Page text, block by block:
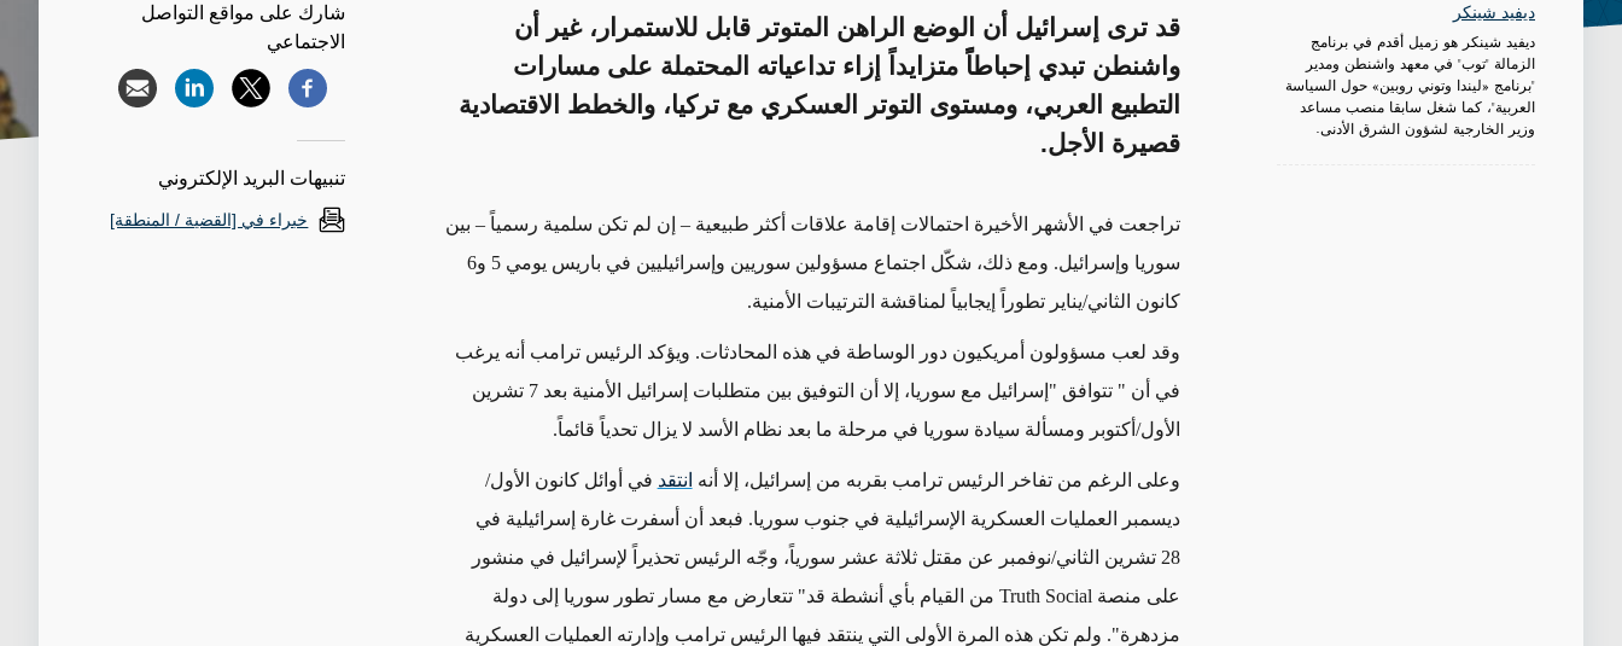
ديفيد شينكر
ديفيد شينكر هو زميل أقدم في برنامج
الزمالة "توب" في معهد واشنطن ومدير
"برنامج «ليندا وتوني روبين» حول السياسة
العربية"، كما شغل سابقا منصب مساعد
وزير الخارجية لشؤون الشرق الأدنى.
قد ترى إسرائيل أن الوضع الراهن المتوتر قابل للاستمرار، غير أن
واشنطن تبدي إحباطاًً متزايداً إزاء تداعياته المحتملة على مسارات
التطبيع العربي، ومستوى التوتر العسكري مع تركيا، والخطط الاقتصادية
قصيرة الأجل.
تراجعت في الأشهر الأخيرة احتمالات إقامة علاقات أكثر طبيعية – إن لم تكن سلمية رسمياً – بين
سوريا وإسرائيل. ومع ذلك، شكّل اجتماع مسؤولين سوريين وإسرائيليين في باريس يومي 5 و6
كانون الثاني/يناير تطوراً إيجابياً لمناقشة الترتيبات الأمنية.
وقد لعب مسؤولون أمريكيون دور الوساطة في هذه المحادثات. ويؤكد الرئيس ترامب أنه يرغب
في أن " تتوافق "إسرائيل مع سوريا، إلا أن التوفيق بين متطلبات إسرائيل الأمنية بعد 7 تشرين
الأول/أكتوبر ومسألة سيادة سوريا في مرحلة ما بعد نظام الأسد لا يزال تحدياً قائماً.
وعلى الرغم من تفاخر الرئيس ترامب بقربه من إسرائيل، إ لا أنه انتقد في أوائل كانون الأول/
ديسمبر العمليات العسكرية الإسرائيلية في جنوب سوريا. فبعد أن أسفرت غارة إسرائيلية في
28 تشرين الثاني/نوفمبر عن مقتل ثلاثة عشر سورياً، وجّه الرئيس تحذيراً لإسرائيل في منشور
على منصة Truth Social من القيام بأي أنشطة قد" تتعارض مع مسار تطور سوريا إلى دولة
مزدهرة". ولم تكن هذه المرة الأولى التي ينتقد فيها الرئيس ترامب وإدارته العمليات العسكرية
شارك على مواقع التواصل
الاجتماعي
تنبيهات البريد الإلكتروني
خبراء في [القضية / المنطقة]